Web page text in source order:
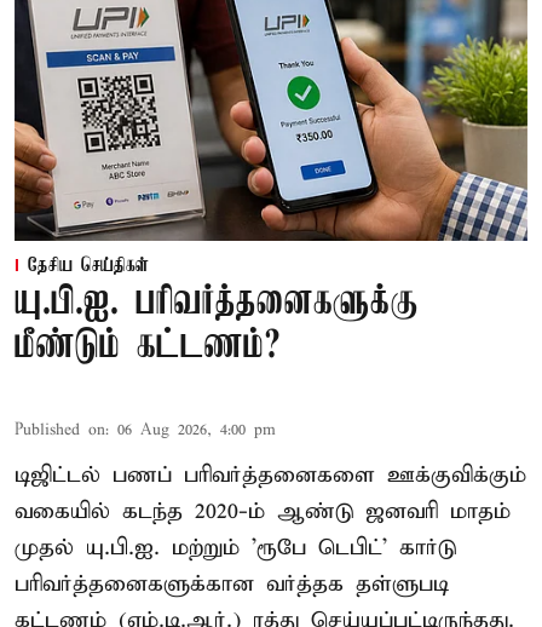
தேசிய செய்திகள்
யு.பி.ஐ. பரிவர்த்தனைகளுக்கு
மீண்டும் கட்டணம்?
Published on: 06 Aug 2026, 4:00 pm
டிஜிட்டல் பணப் பரிவர்த்தனைகளை ஊக்குவிக்கும்
வகையில் கடந்த 2020-ம் ஆண்டு ஜனவரி மாதம்
முதல் யு.பி.ஐ. மற்றும் 'ரூபே டெபிட்' கார்டு
பரிவர்த்தனைகளுக்கான வர்த்தக தள்ளுபடி
கட்டணம் (எம்.டி.ஆர்.) ரத்து செய்யப்பட்டிருந்தது.